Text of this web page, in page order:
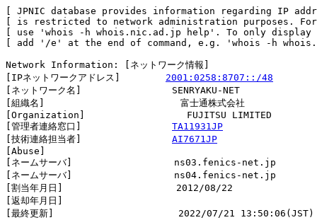
[ JPNIC database provides information regarding IP
[ is restricted to network administration purposes.
[ use 'whois -h whois.nic.ad.jp help'. To only
[ add '/e' at the end of command, e.g. 'whois -h
Network Information: [ネットワーク情報]
[IPネットワークアドレス] 2001:0258:8707::/48
[ネットワーク名]                SENRYAKU-NET
[組織名]                        富士通株式会社
[Organization]                  FUJITSU LIMITED
[管理者連絡窓口] TA11931JP
[技術連絡担当者] AI7671JP
[Abuse]
[ネームサーバ]                  ns03.fenics-net.jp
[ネームサーバ]                  ns04.fenics-net.jp
[割当年月日]                    2012/08/22
[返却年月日]
[最終更新]                      2022/07/21 13:50:06(JST)